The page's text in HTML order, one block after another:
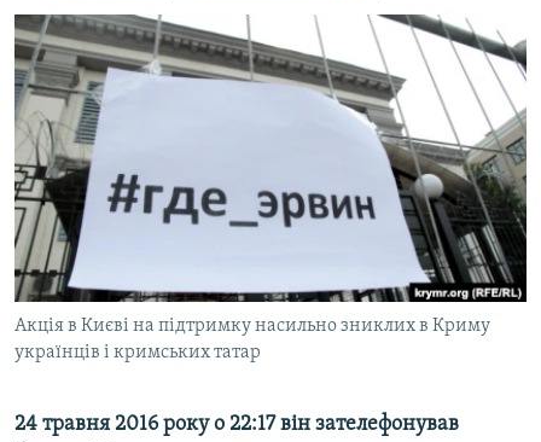
Перейти
до
пошуку
ПОГЛЯД
ІНТЕРВ'Ю
ВСЕ ЗА ДЕНЬ
СПЕЦПРОЕКТИ
ДЕПОРТАЦІЯ
ВІДЕОУРОКИ «ELIFBE»
СВІДЧЕННЯ ОКУПАЦІЇ
УКРАЇНСЬКА ПРОБЛЕМА КРИМУ
ЯК ОБІЙТИ БЛОКУВАННЯ
Русский
Qırımtatar
ДОЛУЧАЙСЯ!
Акція в Києві на підтримку насильно зниклих в Криму
українців і кримських татар
24 травня 2016 року о 22:17 він зателефонував